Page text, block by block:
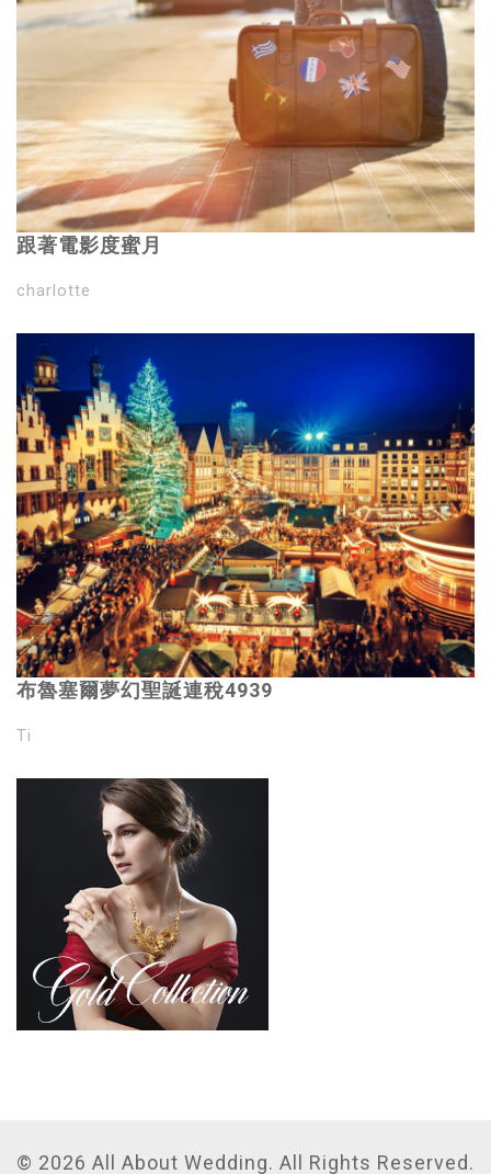
跟著電影度蜜月
charlotte
布魯塞爾夢幻聖誕連稅4939
Ti
© 2026 All About Wedding. All Rights Reserved.